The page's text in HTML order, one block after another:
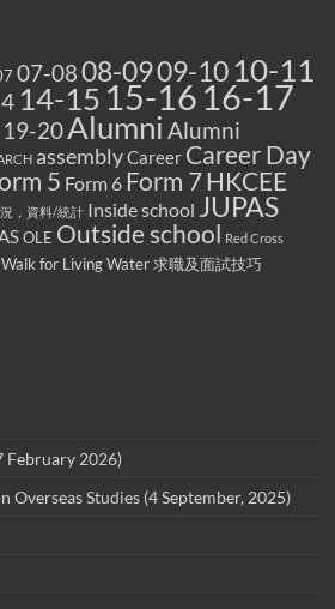
07-0808-0909-10 10-11
14-15 15-16 16-17
19-20Alumni Alumni
assemblyCareer Career Day
5 Form 6 Form 7HKCEE
，資料/統計 Inside school JUPAS
OLE Outside school Red Cross
Walk for Living Water 求職及面試技巧
February 2026)
Overseas Studies (4 September, 2025)